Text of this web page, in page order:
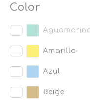
Color
Amarillo
Azul
Beige